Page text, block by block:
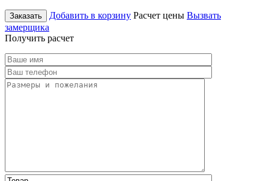
Заказать Добавить в корзину Расчет цены Вызвать
замерщика
Получить расчет